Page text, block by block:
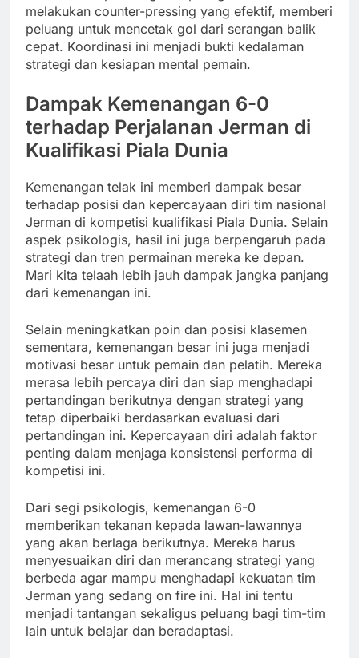
melakukan counter-pressing yang efektif, memberi
peluang untuk mencetak gol dari serangan balik
cepat. Koordinasi ini menjadi bukti kedalaman
strategi dan kesiapan mental pemain.
Dampak Kemenangan 6-0
terhadap Perjalanan Jerman di
Kualifikasi Piala Dunia
Kemenangan telak ini memberi dampak besar
terhadap posisi dan kepercayaan diri tim nasional
Jerman di kompetisi kualifikasi Piala Dunia. Selain
aspek psikologis, hasil ini juga berpengaruh pada
strategi dan tren permainan mereka ke depan.
Mari kita telaah lebih jauh dampak jangka panjang
dari kemenangan ini.
Selain meningkatkan poin dan posisi klasemen
sementara, kemenangan besar ini juga menjadi
motivasi besar untuk pemain dan pelatih. Mereka
merasa lebih percaya diri dan siap menghadapi
pertandingan berikutnya dengan strategi yang
tetap diperbaiki berdasarkan evaluasi dari
pertandingan ini. Kepercayaan diri adalah faktor
penting dalam menjaga konsistensi performa di
kompetisi ini.
Dari segi psikologis, kemenangan 6-0
memberikan tekanan kepada lawan-lawannya
yang akan berlaga berikutnya. Mereka harus
menyesuaikan diri dan merancang strategi yang
berbeda agar mampu menghadapi kekuatan tim
Jerman yang sedang on fire ini. Hal ini tentu
menjadi tantangan sekaligus peluang bagi tim-tim
lain untuk belajar dan beradaptasi.